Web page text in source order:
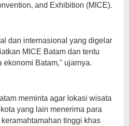
and Exhibition (MICE).
dan internasional yang digelar
MICE Batam dan tentu
ekonomi Batam," ujarnya.
meminta agar lokasi wisata
yang lain menerima para
tinggi khas